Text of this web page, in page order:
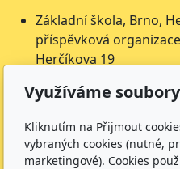
Základní škola, Brno,
příspěvková organizace
Herčíkova 19
IČ: 62157116
Nejsme plátci DPH
Čísla účtů
Využíváme
Kliknutím na Přijmout
vybraných cookies (nutné,
marketingové). Cookies